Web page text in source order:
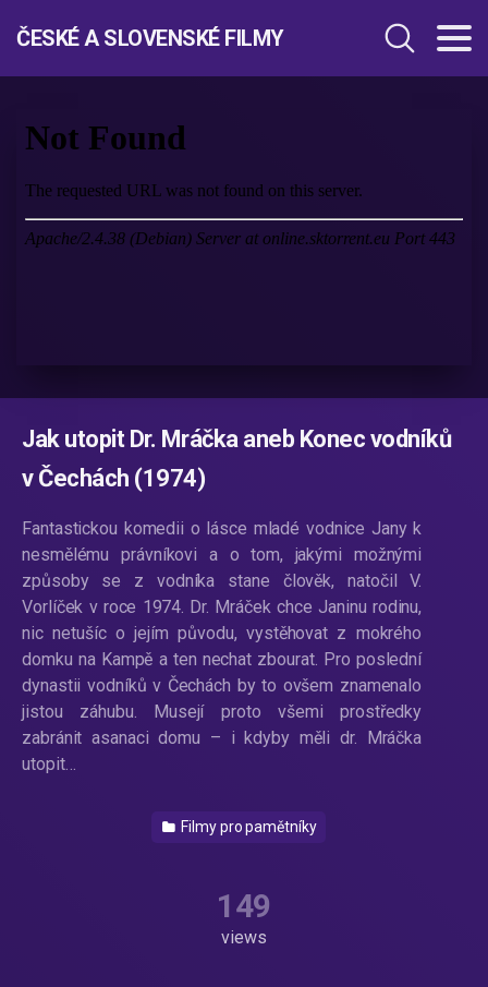
ČESKÉ A SLOVENSKÉ FILMY
Jak utopit Dr. Mráčka aneb Konec vodníků
v Čechách (1974)
Fantastickou komedii o lásce mladé vodnice Jany k
nesmělému právníkovi a o tom, jakými možnými
způsoby se z vodníka stane člověk, natočil V.
Vorlíček v roce 1974. Dr. Mráček chce Janinu rodinu,
nic netušíc o jejím původu, vystěhovat z mokrého
domku na Kampě a ten nechat zbourat. Pro poslední
dynastii vodníků v Čechách by to ovšem znamenalo
jistou záhubu. Musejí proto všemi prostředky
zabránit asanaci domu – i kdyby měli dr. Mráčka
utopit…
Filmy pro pamětníky
149
views